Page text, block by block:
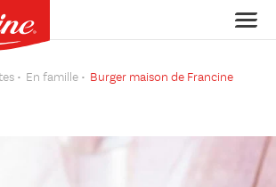
En famille Burger maison de Francine